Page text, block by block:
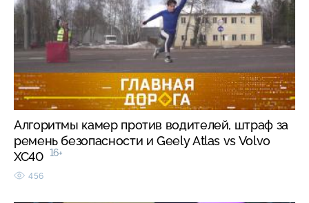
Алгоритмы камер против водителей, штраф за
ремень безопасности и Geely Atlas vs Volvo
XC40 16+
456